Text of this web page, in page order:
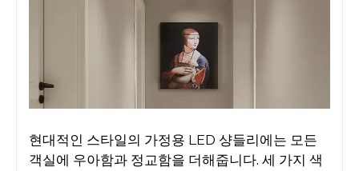
현대적인 스타일의 가정용 LED 샹들리에는 모든
객실에 우아함과 정교함을 더해줍니다. 세 가지 색